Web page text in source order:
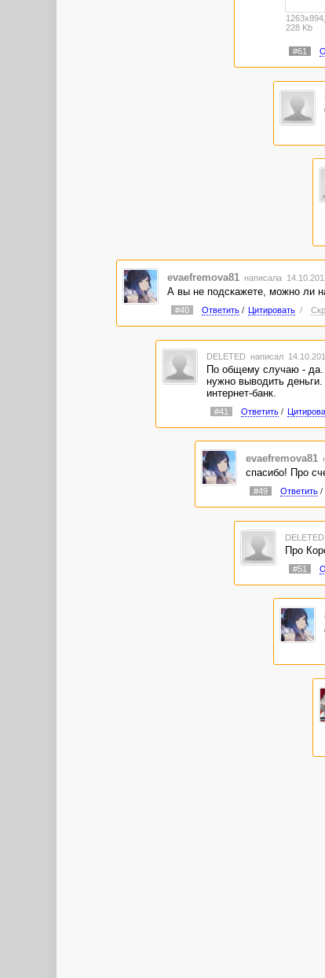
228 Kb
#61
evaefremova81 написала
А вы не подскажете, можно ли
#40 Ответить/ Цитировать /
DELETED написал
По общему случаю - да.
нужно выводить
интернет-банк.
#41 Ответить/
evaefremova81
спасибо! Про
#49 Ответить/
DELETED
Про
#51